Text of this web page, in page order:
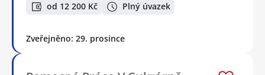
od 12 200 Kč Plný úvazek
Zveřejněno: 29. prosince